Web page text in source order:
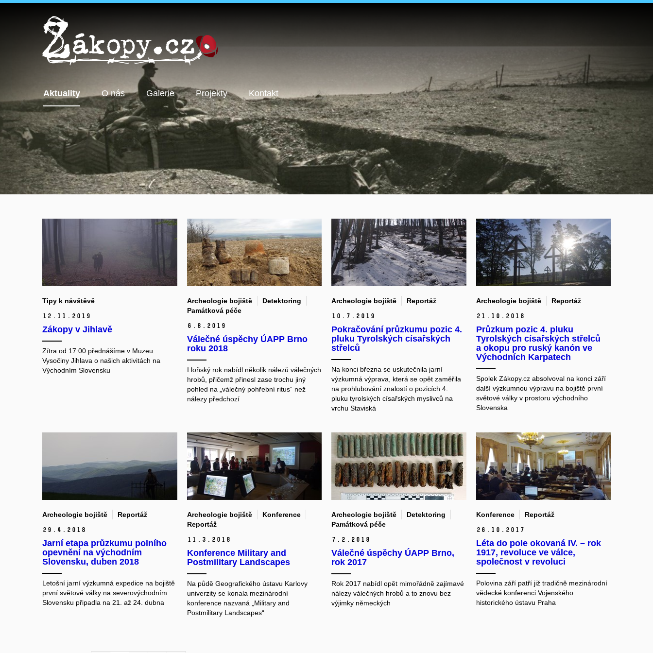
Aktuality O nás Galerie Projekty Kontakt
Tipy k návštěvě
12. 11. 2019
Zákopy v Jihlavě
Zítra od 17:00 přednášíme v Muzeu
Vysočiny Jihlava o našich aktivitách na
Východním Slovensku
Archeologie bojiště
Detektoring
Památková péče
6. 8. 2019
Válečné úspěchy ÚAPP Brno
roku 2018
I loňský rok nabídl několik nálezů válečných
hrobů, přičemž přinesl zase trochu jiný
pohled na „válečný pohřební ritus“ než
nálezy předchozí
Archeologie bojiště Reportáž
10. 7. 2019
Pokračování průzkumu pozic 4.
pluku Tyrolských císařských
střelců
Na konci března se uskutečnila jarní
výzkumná výprava, která se opět zaměřila
na prohlubování znalostí o pozicích 4.
pluku tyrolských císařských myslivců na
vrchu Staviská
Archeologie bojiště Reportáž
21. 10. 2018
Průzkum pozic 4. pluku
Tyrolských císařských střelců
a okopu pro ruský kanón ve
Východních Karpatech
Spolek Zákopy.cz absolvoval na konci září
další výzkumnou výpravu na bojiště první
světové války v prostoru východního
Slovenska
Archeologie bojiště Reportáž
29. 4. 2018
Jarní etapa průzkumu polního
opevnění na východním
Slovensku, duben 2018
Letošní jarní výzkumná expedice na bojiště
první světové války na severovýchodním
Slovensku připadla na 21. až 24. dubna
Archeologie bojiště
Konference
Reportáž
11. 3. 2018
Konference Military and
Postmilitary Landscapes
Na půdě Geografického ústavu Karlovy
univerzity se konala mezinárodní
konference nazvaná „Military and
Postmilitary Landscapes“
Archeologie bojiště
Detektoring
Památková péče
7. 2. 2018
Válečné úspěchy ÚAPP Brno,
rok 2017
Rok 2017 nabídl opět mimořádně zajímavé
nálezy válečných hrobů a to znovu bez
výjimky německých
Konference Reportáž
26. 10. 2017
Léta do pole okovaná IV. – rok
1917, revoluce ve válce,
společnost v revoluci
Polovina září patří již tradičně mezinárodní
vědecké konferenci Vojenského
historického ústavu Praha